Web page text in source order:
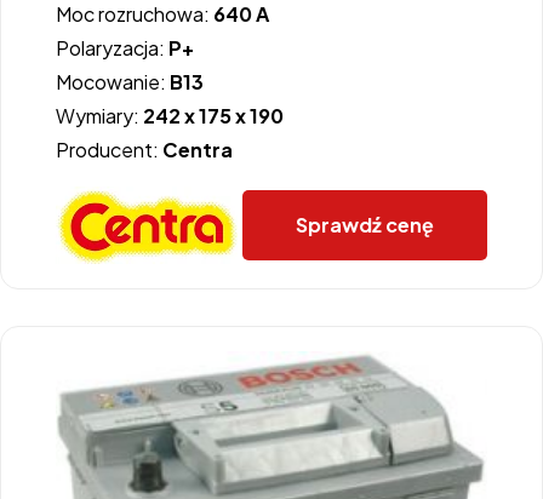
Moc rozruchowa: 640 A
Polaryzacja: P+
Mocowanie: B13
Wymiary: 242 x 175 x 190
Producent: Centra
Sprawdź cenę